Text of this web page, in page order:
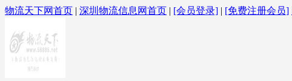
物流天下网首页 | 深圳物流信息网首页 | [会员登录] | [免费注册会员]